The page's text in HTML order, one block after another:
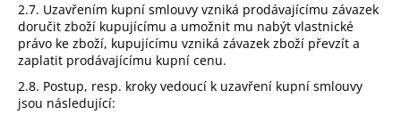
2.7. Uzavřením kupní smlouvy vzniká prodávajícímu závazek
doručit zboží kupujícímu a umožnit mu nabýt vlastnické
právo ke zboží, kupujícímu vzniká závazek zboží převzít a
zaplatit prodávajícímu kupní cenu.
2.8. Postup, resp. kroky vedoucí k uzavření kupní smlouvy
jsou následující: